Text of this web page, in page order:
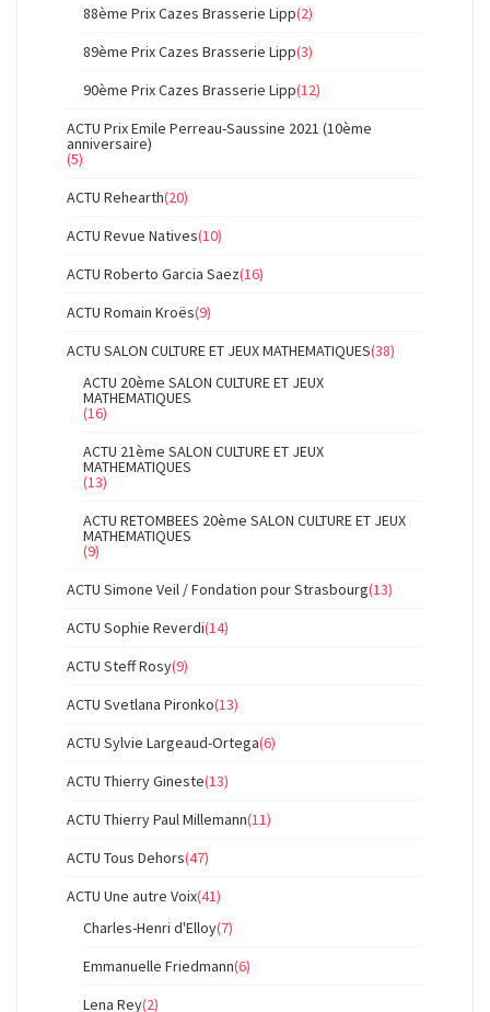
88ème Prix Cazes Brasserie Lipp(2)
89ème Prix Cazes Brasserie Lipp(3)
90ème Prix Cazes Brasserie Lipp(12)
ACTU Prix Emile Perreau-Saussine 2021 (10ème
anniversaire)
(5)
ACTU Rehearth(20)
ACTU Revue Natives(10)
ACTU Roberto Garcia Saez(16)
ACTU Romain Kroës(9)
ACTU SALON CULTURE ET JEUX MATHEMATIQUES(38)
ACTU 20ème SALON CULTURE ET JEUX
MATHEMATIQUES
(16)
ACTU 21ème SALON CULTURE ET JEUX
MATHEMATIQUES
(13)
ACTU RETOMBEES 20ème SALON CULTURE ET JEUX
MATHEMATIQUES
(9)
ACTU Simone Veil / Fondation pour Strasbourg(13)
ACTU Sophie Reverdi(14)
ACTU Steff Rosy(9)
ACTU Svetlana Pironko(13)
ACTU Sylvie Largeaud-Ortega(6)
ACTU Thierry Gineste(13)
ACTU Thierry Paul Millemann(11)
ACTU Tous Dehors(47)
ACTU Une autre Voix(41)
Charles-Henri d'Elloy(7)
Emmanuelle Friedmann(6)
Lena Rey(2)